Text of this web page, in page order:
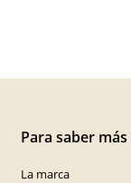
Para saber más
La marca